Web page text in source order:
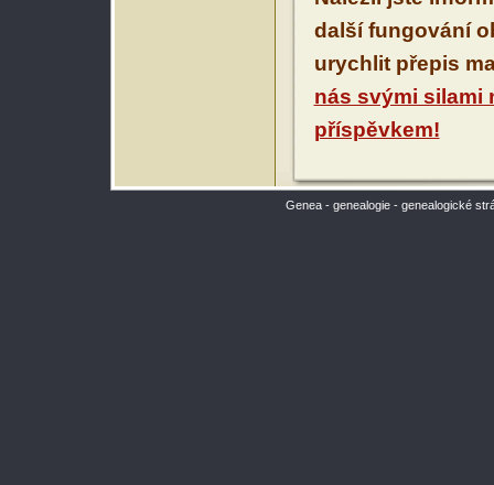
další fungování
urychlit přepis
nás svými silami
příspěvkem!
Genea - genealogie - genealogické